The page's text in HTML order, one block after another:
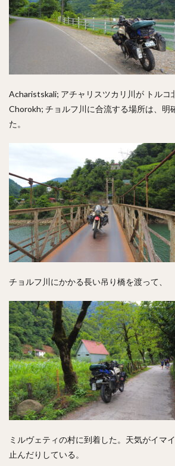
Acharistskali; アチャリスツカリ川が トルコ
Chorokh; チョルフ川に合流する場所は、明
た。
チョルフ川にかかる長い吊り橋を渡って、
ミルヴェティの村に到着した。天気がイマ
止んだりしている。